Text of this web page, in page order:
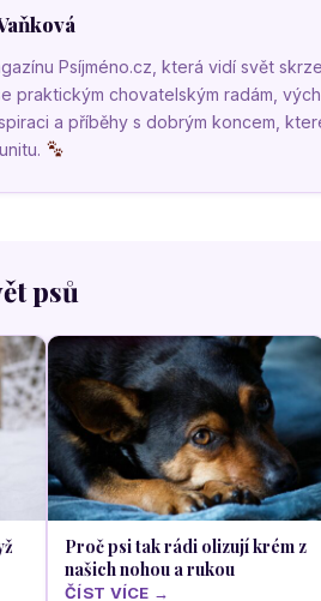
Psíjméno.cz, která vidí svět
praktickým chovatelským radám,
a příběhy s dobrým koncem,
psů
Proč psi tak rádi olizují krém z
našich nohou a rukou
ČÍST VÍCE →